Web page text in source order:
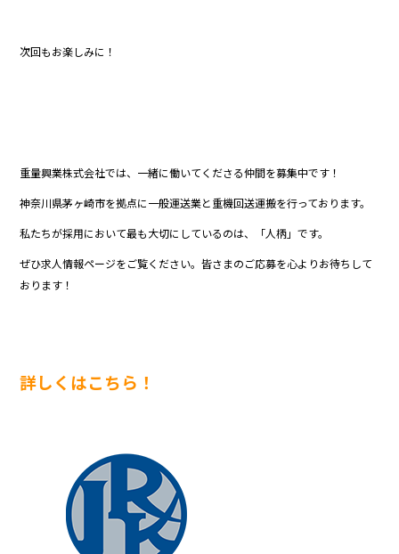
次回もお楽しみに！
重量興業株式会社では、一緒に働いてくださる仲間を募集中です！
神奈川県茅ヶ崎市を拠点に一般運送業と重機回送運搬を行っております。
私たちが採用において最も大切にしているのは、「人柄」です。
ぜひ求人情報ページをご覧ください。皆さまのご応募を心よりお待ちして
おります！
詳しくはこちら！